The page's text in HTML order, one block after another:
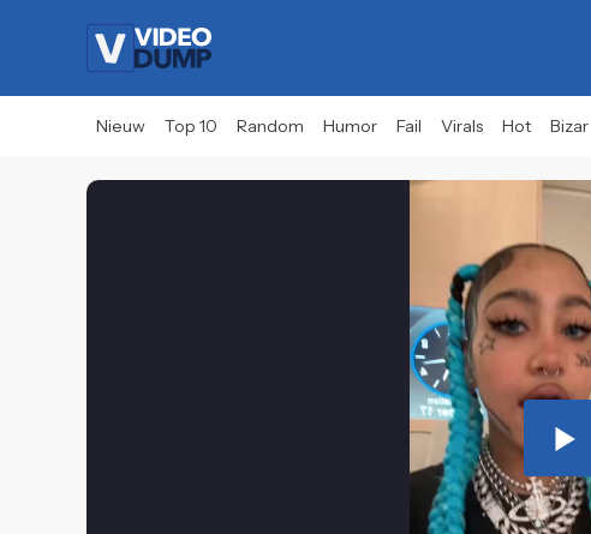
Nieuw Top 10 Random Humor Fail Virals Hot Bizar